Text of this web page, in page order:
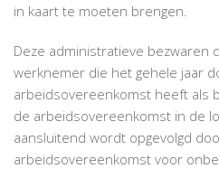
in kaart te moeten brengen.
Deze administratieve bezwaren
werknemer die het gehele jaar
arbeidsovereenkomst heeft als
de arbeidsovereenkomst in de
aansluitend wordt opgevolgd
arbeidsovereenkomst voor